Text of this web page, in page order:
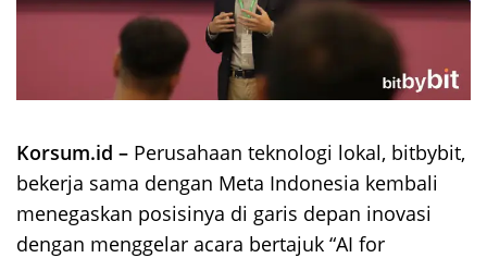
Korsum.id – Perusahaan teknologi lokal, bitbybit,
bekerja sama dengan Meta Indonesia kembali
menegaskan posisinya di garis depan inovasi
dengan menggelar acara bertajuk “AI for